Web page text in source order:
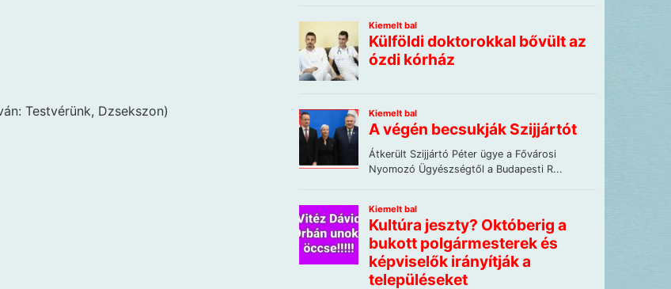
Testvérünk, Dzsekszon)